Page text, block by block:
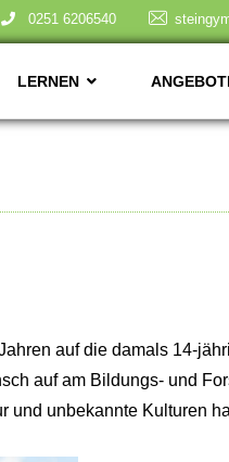
0251 6206540
LERNEN
auf die damals 14-
auf am Bildungs- und
und unbekannte Kulturen